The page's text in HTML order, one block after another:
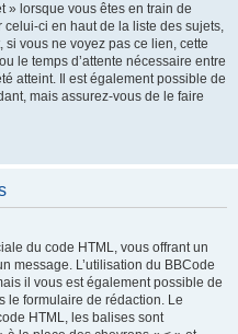
» lorsque vous êtes en train de
ci en haut de la liste des sujets,
vous ne voyez pas ce lien, cette
le temps d’attente nécessaire entre
atteint. Il est également possible de
mais assurez-vous de le faire
du code HTML, vous offrant un
message. L’utilisation du BBCode
il vous est également possible de
le formulaire de rédaction. Le
HTML, les balises sont